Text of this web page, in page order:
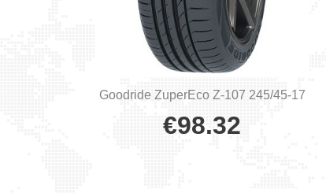
Goodride ZuperEco Z-107 245/45-17
€98.32